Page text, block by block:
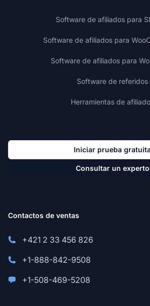
Software de afiliados para
Software de afiliados para
Software de afiliados para
Software de referidos
Herramientas de
Iniciar prueba gratuita
Consultar un experto
Contactos de ventas
+421 2 33 456 826
+1-888-842-9508
+1-508-469-5208